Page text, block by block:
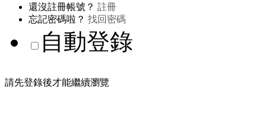
還沒註冊帳號？ 註冊
忘記密碼啦？ 找回密碼
自動登錄
請先登錄後才能繼續瀏覽